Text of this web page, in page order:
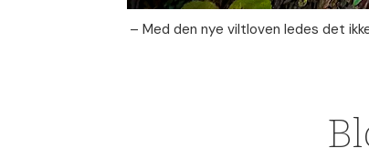
– Med den nye viltloven ledes det